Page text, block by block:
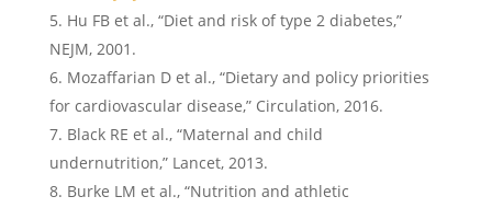
Hu FB et al., “Diet and risk of type 2 diabetes,”
NEJM, 2001.
Mozaffarian D et al., “Dietary and policy priorities
for cardiovascular disease,” Circulation, 2016.
Black RE et al., “Maternal and child
undernutrition,” Lancet, 2013.
Burke LM et al., “Nutrition and athletic